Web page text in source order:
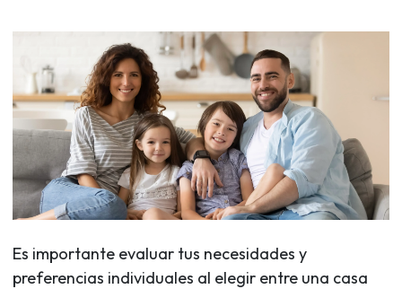
Es importante evaluar tus necesidades y
preferencias individuales al elegir entre una casa